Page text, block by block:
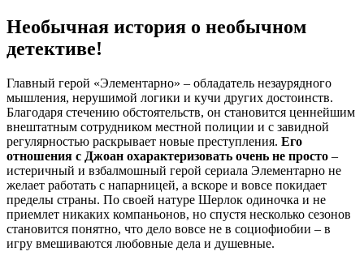
Необычная история о необычном
детективе!
Главный герой «Элементарно» – обладатель незаурядного
мышления, нерушимой логики и кучи других достоинств.
Благодаря стечению обстоятельств, он становится ценнейшим
внештатным сотрудником местной полиции и с завидной
регулярностью раскрывает новые преступления. Его
отношения с Джоан охарактеризовать очень не просто –
истеричный и взбалмошный герой сериала Элементарно не
желает работать с напарницей, а вскоре и вовсе покидает
пределы страны. По своей натуре Шерлок одиночка и не
приемлет никаких компаньонов, но спустя несколько сезонов
становится понятно, что дело вовсе не в социофиобии – в
игру вмешиваются любовные дела и душевные.